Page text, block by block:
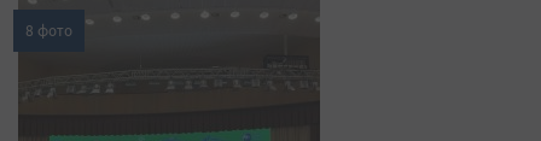
8 фото